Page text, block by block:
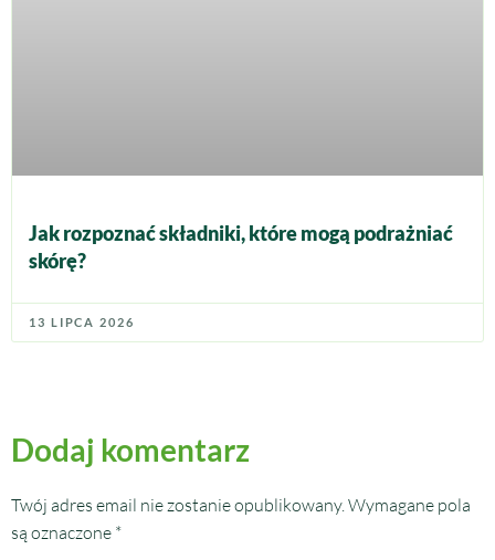
Jak rozpoznać składniki, które mogą podrażniać
skórę?
13 LIPCA 2026
Dodaj komentarz
Twój adres email nie zostanie opublikowany. Wymagane pola
są oznaczone *